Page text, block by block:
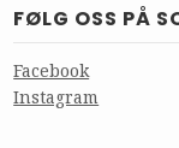
FØLG OSS PÅ
Facebook
Instagram